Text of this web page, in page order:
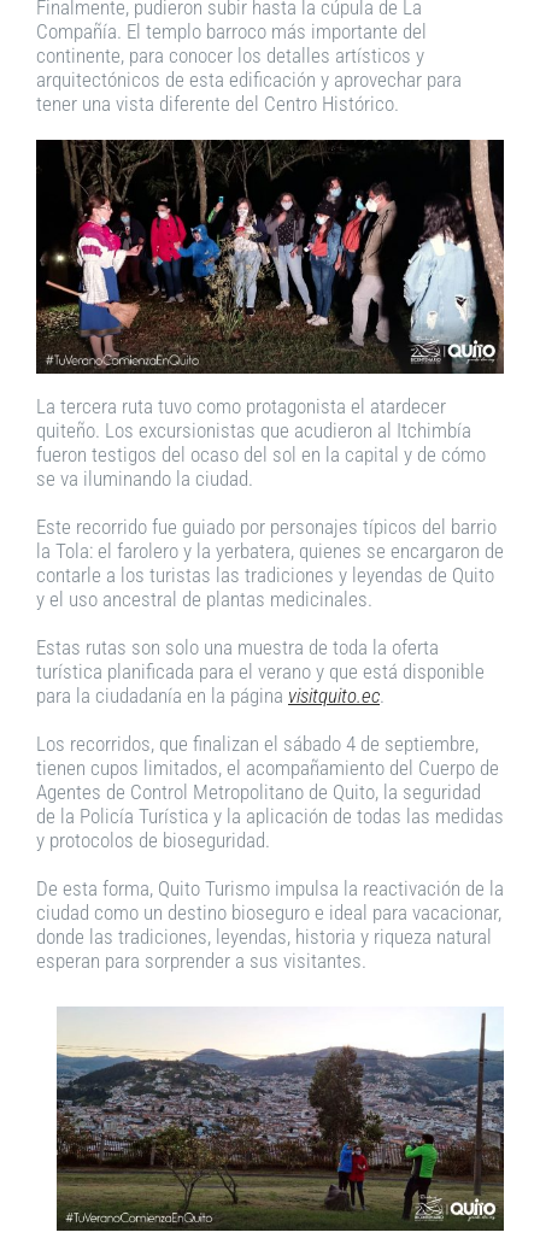
Finalmente, pudieron subir hasta la cúpula de La
Compañía. El templo barroco más importante del
continente, para conocer los detalles artísticos y
arquitectónicos de esta edificación y aprovechar para
tener una vista diferente del Centro Histórico.
La tercera ruta tuvo como protagonista el atardecer
quiteño. Los excursionistas que acudieron al Itchimbía
fueron testigos del ocaso del sol en la capital y de cómo
se va iluminando la ciudad.
Este recorrido fue guiado por personajes típicos del barrio
la Tola: el farolero y la yerbatera, quienes se encargaron de
contarle a los turistas las tradiciones y leyendas de Quito
y el uso ancestral de plantas medicinales.
Estas rutas son solo una muestra de toda la oferta
turística planificada para el verano y que está disponible
para la ciudadanía en la página visitquito.ec.
Los recorridos, que finalizan el sábado 4 de septiembre,
tienen cupos limitados, el acompañamiento del Cuerpo de
Agentes de Control Metropolitano de Quito, la seguridad
de la Policía Turística y la aplicación de todas las medidas
y protocolos de bioseguridad.
De esta forma, Quito Turismo impulsa la reactivación de la
ciudad como un destino bioseguro e ideal para vacacionar,
donde las tradiciones, leyendas, historia y riqueza natural
esperan para sorprender a sus visitantes.